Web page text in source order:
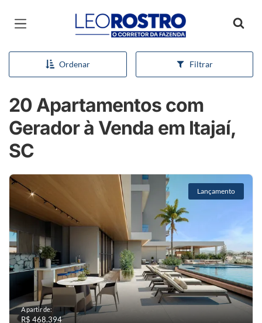
Página inicial
Ordenar Filtrar
20 Apartamentos com
Gerador à Venda em Itajaí,
SC
Lançamento
A partir de:
R$ 468.394